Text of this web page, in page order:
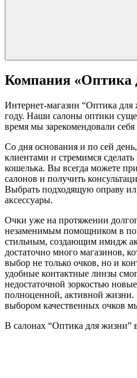
Компания «Оптика
Интернет-магазин “Оптика
году. Наши салоны оптики
время мы зарекомендовали
Со дня основания и по сей
клиентами и стремимся
кошелька. Вы всегда можете
салонов и получить
Выбрать подходящую оправу
аксессуары.
Очки уже на протяжении
незаменимым помощником в
стильным, создающим имидж
достаточно много магазинов,
выбор не только очков, но и
удобные контактные линзы
недостаточной зоркостью
полноценной, активной
выбором качественных очков
В салонах “Оптика для жизни”